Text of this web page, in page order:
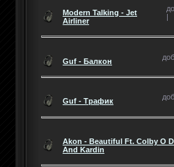
Modern Talking - Jet
Airliner
|
Guf - Балкон
Guf - Трафик
Akon - Beautiful Ft. Colby O
And Kardin